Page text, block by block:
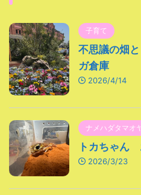
子育て
不思議の畑
ガ倉庫
2026/4/14
ナメハダタマオ
トカちゃん
2026/3/23